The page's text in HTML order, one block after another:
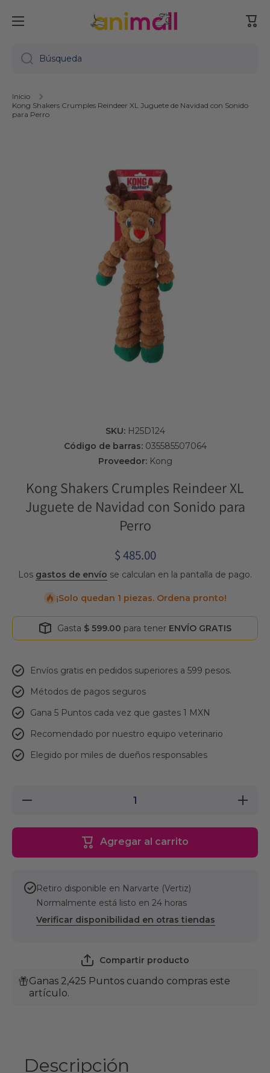
Ir directamente al contenido
Búsqueda
Inicio
Kong Shakers Crumples Reindeer XL Juguete de Navidad con Sonido
para Perro
SKU: H25D124
Código de barras:035585507064
Proveedor:Kong
Kong Shakers Crumples Reindeer XL
Juguete de Navidad con Sonido para
Perro
$ 485.00
Los gastos de envío se calculan en la pantalla de pago.
¡Solo quedan 1 piezas. Ordena pronto!
Gasta $ 599.00 para tener ENVÍO GRATIS
Envíos gratis en pedidos superiores a 599 pesos.
Métodos de pagos seguros
Gana 5 Puntos cada vez que gastes 1 MXN
Recomendado por nuestro equipo veterinario
Elegido por miles de dueños responsables
Reducir
Navidad
con
Sonido
para
Perro
Aumentar
cantidad
Shakers
Reindeer
Agregar al carrito
Retiro disponible en Narvarte (Vertiz)
Normalmente está listo en 24 horas
Verificar disponibilidad en otras tiendas
Compartir producto
Ganas 2,425 Puntos cuando compras este
artículo.
Descripción